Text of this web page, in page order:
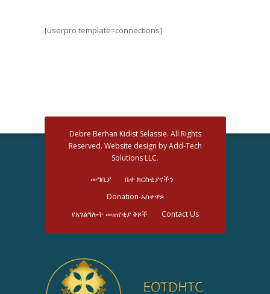
[userpro template=connections]
Debre Berhan Kidist Selassie. All Rights
Reserved. Website design by Add-Tech
Solutions LLC.
መግቢያ
ቤተ ክርስቲያናችን
Donation-አስተዋጾ
የአገልግሎት መጠየቂያ ቅጾች
Contact Us